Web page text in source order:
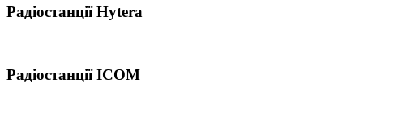
Радіостанції Hytera
Радіостанції ICOM